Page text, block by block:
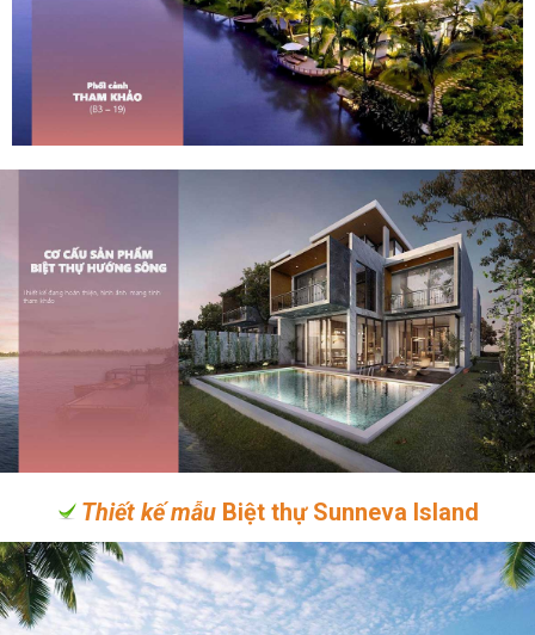
Thiết kế mẫu Biệt thự Sunneva Island